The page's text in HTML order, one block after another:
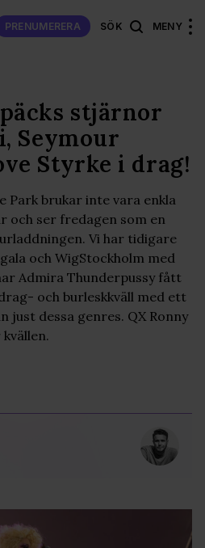
PRENUMERERA SÖK MENY
stjärnor
Seymour
Styrke i drag!
Park brukar inte vara enkla
och ser fredagen som en
Vi har tidigare
och WigStockholm med
Admira Thunderpussy fått
och burleskkväll med ett
dessa genres. QX Ronny